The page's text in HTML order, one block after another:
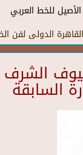
الأصيل للخط العربي
الدولى لفن
الشرف
السابقة